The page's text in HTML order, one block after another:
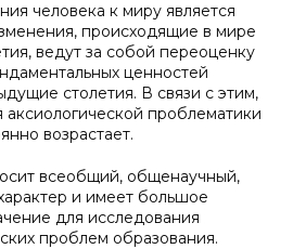
человека к миру является
происходящие в мире
ведут за собой переоценку
ценностей
столетия. В связи с этим,
аксиологической проблематики
возрастает.
всеобщий, общенаучный,
и имеет большое
для исследования
проблем образования.